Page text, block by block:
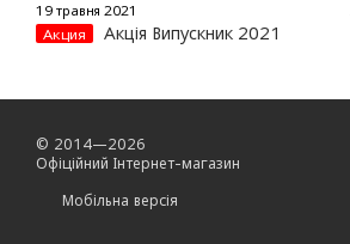
19 травня 2021
Акция Акція Випускник 2021
© 2014—2026
Офіційний Інтернет-магазин
Мобільна версія